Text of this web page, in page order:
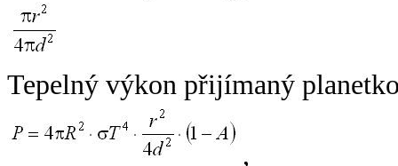
Tepelný výkon přijímaný
,